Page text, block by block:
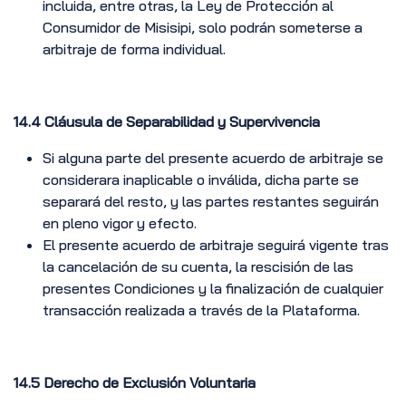
incluida, entre otras, la Ley de Protección al
Consumidor de Misisipi, solo podrán someterse a
arbitraje de forma individual.
14.4 Cláusula de Separabilidad y Supervivencia
Si alguna parte del presente acuerdo de arbitraje se
considerara inaplicable o inválida, dicha parte se
separará del resto, y las partes restantes seguirán
en pleno vigor y efecto.
El presente acuerdo de arbitraje seguirá vigente tras
la cancelación de su cuenta, la rescisión de las
presentes Condiciones y la finalización de cualquier
transacción realizada a través de la Plataforma.
14.5 Derecho de Exclusión Voluntaria